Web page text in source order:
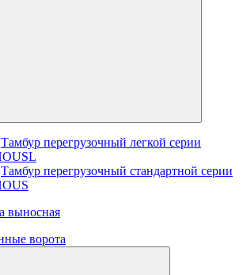
Тамбур перегрузочный легкой серии
Тамбур перегрузочный стандартной серии
выносная
ворота